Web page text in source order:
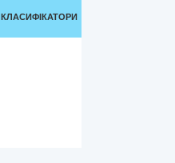
КЛАСИФІКАТОРИ